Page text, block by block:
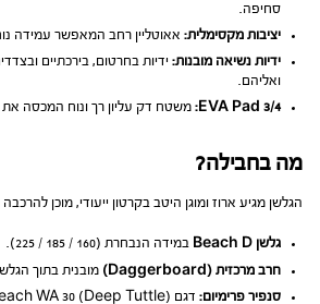
סחיפה.
יציבות מקסימלית: אאוטליין רחב המאפשר עמידה
ידיות נשיאה מובנות: ידיות בחרטום, בירכתיים
ואליהם.
3/4 EVA Pad:
משטח דק עליון רך ונוח המכסה
מה בחבילה?
הגלשן מגיע ארוז ומוגן היטב בקרטון ייעודי, מוכן
גלשן Beach D
במידה הנבחרת (160 / 185 / 225).
חרב מרכזית (Daggerboard)
מובנית בתוך
סנפיר פרימיום: דגם Beach WA 30 (Deep Tuttle).